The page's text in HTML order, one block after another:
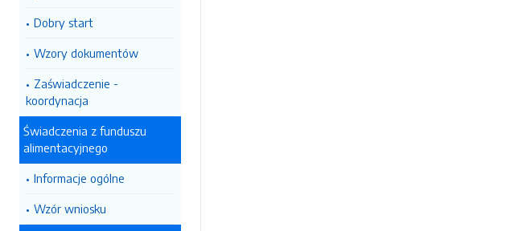
Dobry start
Wzory dokumentów
Zaświadczenie -
koordynacja
Świadczenia z funduszu
alimentacyjnego
Informacje ogólne
Wzór wniosku